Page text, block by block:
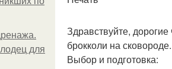
для
Здравствуйте,
брокколи на
Выбор и подготовка: